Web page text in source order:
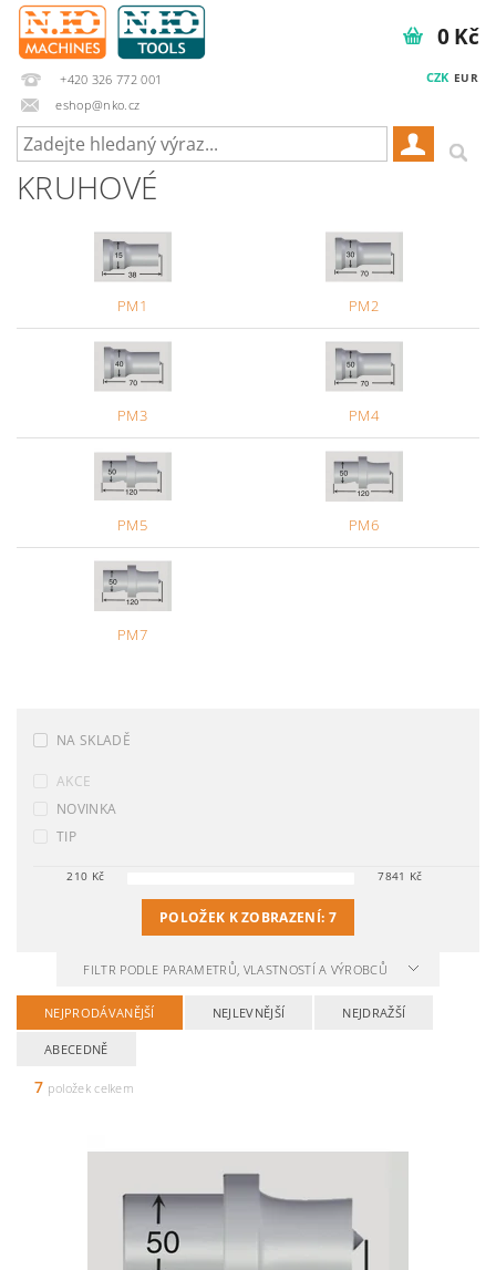
+420 326 772 001
eshop@nko.cz
CZK EUR
0 Kč
KRUHOVÉ
PM1 PM2
PM3 PM4
PM5 PM6
PM7
NA SKLADĚ
AKCE
NOVINKA
TIP
210 Kč 7841 Kč
POLOŽEK K ZOBRAZENÍ: 7
FILTR PODLE PARAMETRŮ, VLASTNOSTÍ A VÝROBCŮ
NEJPRODÁVANĚJŠÍ NEJLEVNĚJŠÍ NEJDRAŽŠÍ
ABECEDNĚ
7 položek celkem